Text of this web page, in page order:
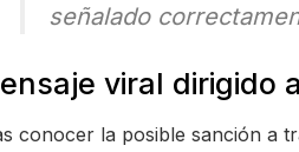
señalado
viral dirigido
conocer la posible sanción a